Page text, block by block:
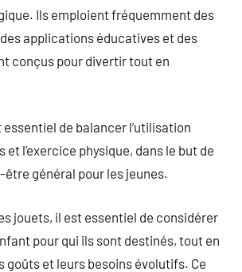
Ils emploient fréquemment des
applications éducatives et des
conçus pour divertir tout en
essentiel de balancer l’utilisation
et l’exercice physique, dans le but de
général pour les jeunes.
jouets, il est essentiel de considérer
pour qui ils sont destinés, tout en
goûts et leurs besoins évolutifs. Ce